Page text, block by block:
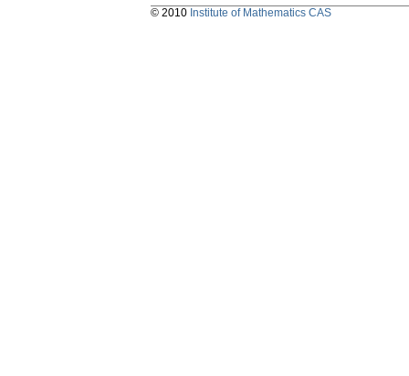
© 2010 Institute of Mathematics CAS